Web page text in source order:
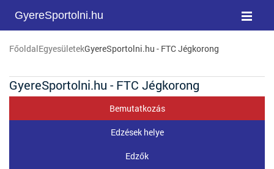
GyereSportolni.hu
FőoldalEgyesületekGyereSportolni.hu - FTC Jégkorong
GyereSportolni.hu - FTC Jégkorong
Bemutatkozás
Edzések helye
Edzők